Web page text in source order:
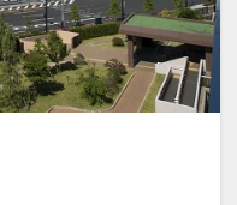
国（徒歩約20
】
徒歩3分
目の前